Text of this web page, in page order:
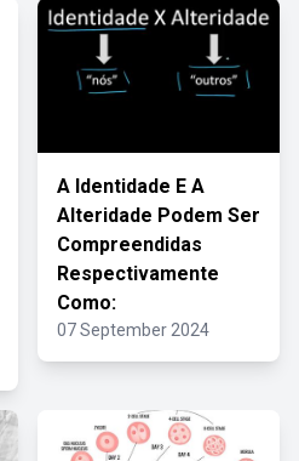
A Identidade E A
Alteridade Podem Ser
Compreendidas
Respectivamente
Como:
07 September 2024